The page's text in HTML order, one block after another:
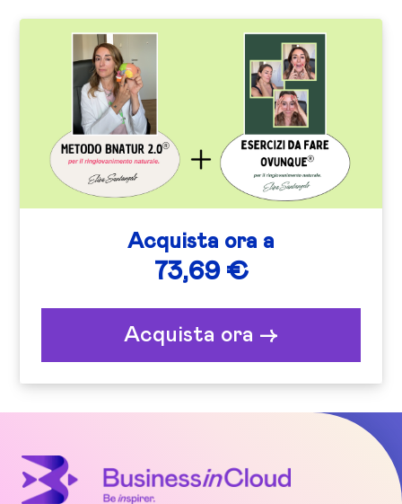
Acquista ora a
73,69 €
Acquista ora ->